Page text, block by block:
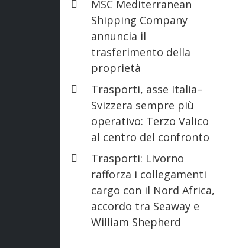
MSC Mediterranean
Shipping Company
annuncia il
trasferimento della
proprietà
Trasporti, asse Italia–
Svizzera sempre più
operativo: Terzo Valico
al centro del confronto
Trasporti: Livorno
rafforza i collegamenti
cargo con il Nord Africa,
accordo tra Seaway e
William Shepherd